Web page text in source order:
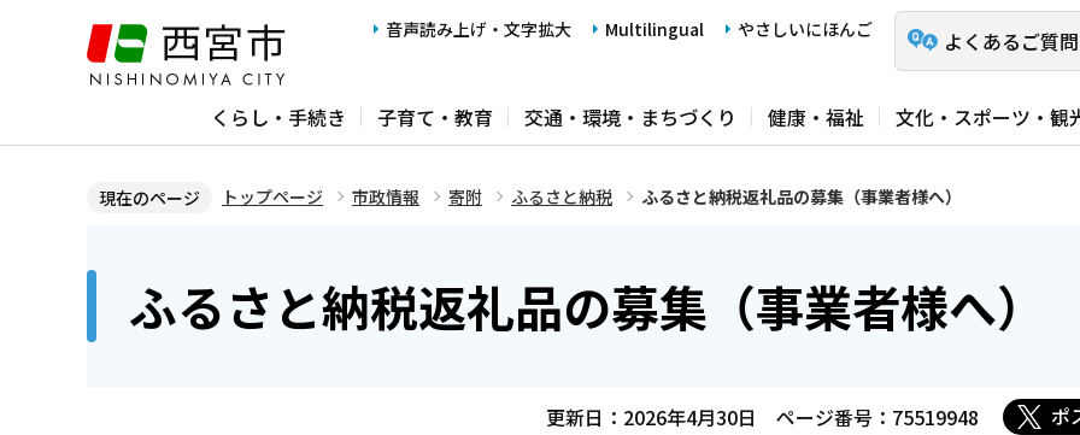
ジ
音声読み上げ・文字拡大 Multilingual やさしいにほんご よくあるご質問
くらし・手続き 子育て・教育 交通・環境・まちづくり 健康・福祉 文化・スポーツ・観
現在のページ トップページ 市政情報 寄附 ふるさと納税 ふるさと納税返礼品の募集（事業者様へ）
ふるさと納税返礼品の募集（事業者様へ）
更新日：2026年4月30日 ページ番号：75519948 ポ